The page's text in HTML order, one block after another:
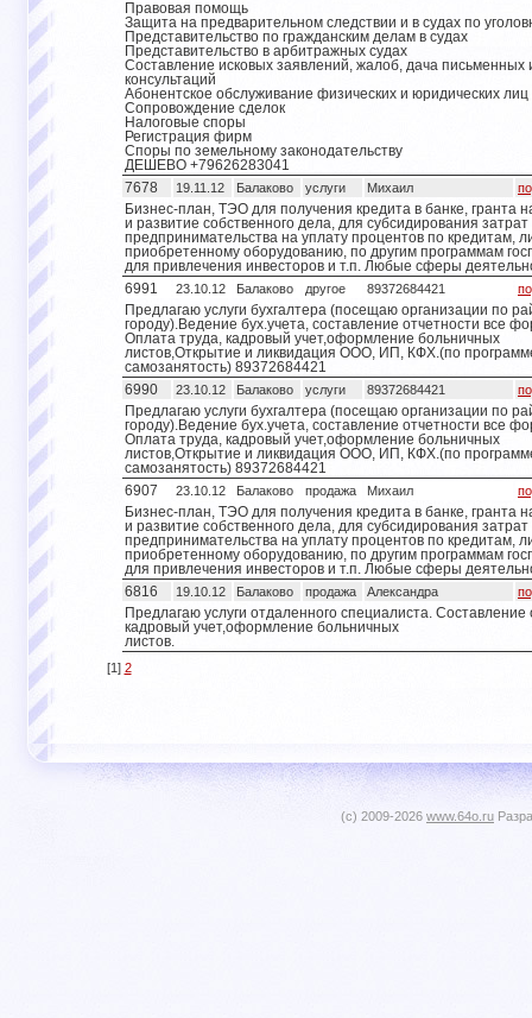
Правовая помощь
Защита на предварительном следствии и в судах по
Представительство по гражданским делам в судах
Представительство в арбитражных судах
Составление исковых заявлений, жалоб, дача письменных
консультаций
Абонентское обслуживание физических и юридических лиц
Сопровождение сделок
Налоговые споры
Регистрация фирм
Споры по земельному законодательству
ДЕШЕВО +79626283041
7678
19.11.12 Балаково услуги Михаил
Бизнес-план, ТЭО для получения кредита в банке, гранта
и развитие собственного дела, для субсидирования затрат
предпринимательства на уплату процентов по кредитам,
приобретенному оборудованию, по другим программам
для привлечения инвесторов и т.п. Любые сферы
6991
23.10.12 Балаково другое 89372684421
Предлагаю услуги бухгалтера (посещаю организации по
городу).Ведение бух.учета, составление отчетности все
Оплата труда, кадровый учет,оформление больничных
листов,Открытие и ликвидация ООО, ИП, КФХ.(по
самозанятость) 89372684421
6990
23.10.12 Балаково услуги 89372684421
Предлагаю услуги бухгалтера (посещаю организации по
городу).Ведение бух.учета, составление отчетности все
Оплата труда, кадровый учет,оформление больничных
листов,Открытие и ликвидация ООО, ИП, КФХ.(по
самозанятость) 89372684421
6907
23.10.12 Балаково продажа Михаил
Бизнес-план, ТЭО для получения кредита в банке, гранта
и развитие собственного дела, для субсидирования затрат
предпринимательства на уплату процентов по кредитам,
приобретенному оборудованию, по другим программам
для привлечения инвесторов и т.п. Любые сферы
6816
19.10.12 Балаково продажа Александра
Предлагаю услуги отдаленного специалиста. Составление
кадровый учет,оформление больничных
листов.
[1] 2
(c) 2009-2026 www.64o.ru